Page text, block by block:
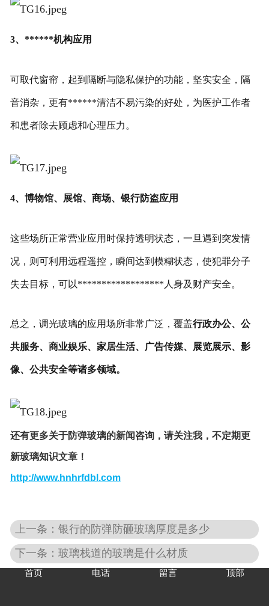
3、******机构应用
可取代窗帘，起到隔断与隐私保护的功能，坚实安全，隔
音消杂，更有******清洁不易污染的好处，为医护工作者
和患者除去顾虑和心理压力。
4、博物馆、展馆、商场、银行防盗应用
这些场所正常营业应用时保持透明状态，一旦遇到突发情
况，则可利用远程遥控，瞬间达到模糊状态，使犯罪分子
失去目标，可以******************人身及财产安全。
总之，调光玻璃的应用场所非常广泛，覆盖行政办公、公
共服务、商业娱乐、家居生活、广告传媒、展览展示、影
像、公共安全等诸多领域。
还有更多关于防弹玻璃的新闻咨询，请关注我，不定期更
新玻璃知识文章！
http://www.hnhrfdbl.com
上一条：银行的防弹防砸玻璃厚度是多少
下一条：玻璃栈道的玻璃是什么材质
首页 电话 留言 顶部